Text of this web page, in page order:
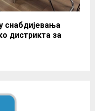
снабдијевања
дистрикта за